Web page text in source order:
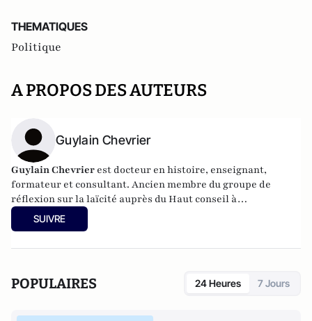
THEMATIQUES
Politique
A PROPOS DES AUTEURS
Guylain Chevrier
Guylain Chevrier est docteur en histoire, enseignant,
formateur et consultant. Ancien membre du groupe de
réflexion sur la laïcité auprès du Haut conseil à
l’intégration. Dernier ouvrage :
travail social,L’Harmattan, sous la direction de Guylain
SUIVRE
POPULAIRES 24 Heures 7 Jours